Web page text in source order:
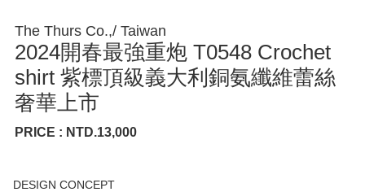
The Thurs Co.,/ Taiwan
2024開春最強重炮 T0548 Crochet
shirt 紫標頂級義大利銅氨纖維蕾絲
奢華上市
PRICE : NTD.13,000
DESIGN CONCEPT